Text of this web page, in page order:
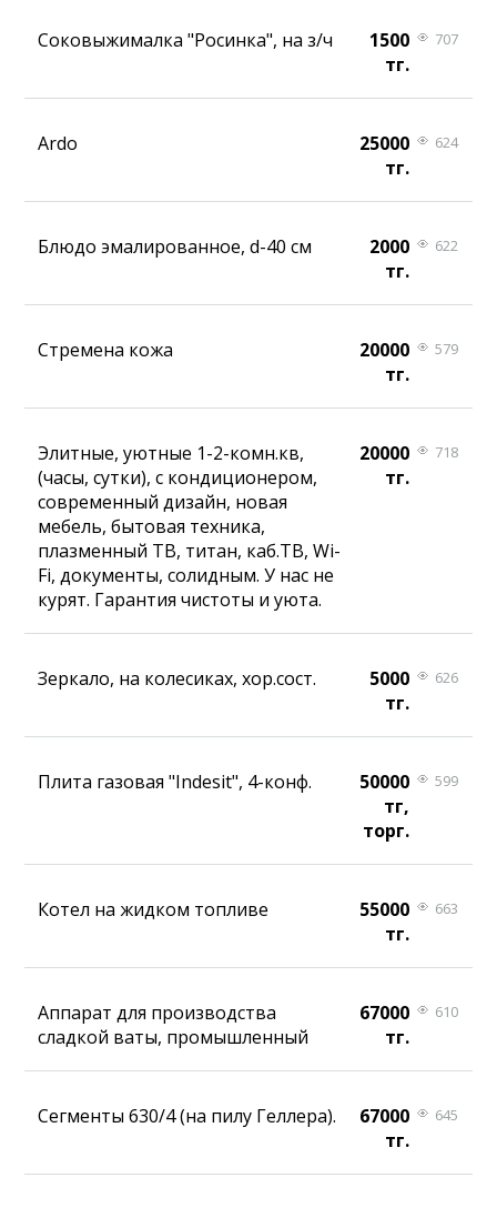
Соковыжималка "Росинка", на з/ч
1500
тг.
707
Ardo
25000
тг.
624
Блюдо эмалированное, d-40 см
2000
тг.
622
Стремена кожа
20000
тг.
579
Элитные, уютные 1-2-комн.кв,
(часы, сутки), с кондиционером,
современный дизайн, новая
мебель, бытовая техника,
плазменный ТВ, титан, каб.ТВ, Wi-
Fi, документы, солидным. У нас не
курят. Гарантия чистоты и уюта.
20000
тг.
718
Зеркало, на колесиках, хор.сост.
5000
тг.
626
Плита газовая "Indesit", 4-конф.
50000
тг,
торг.
599
Котел на жидком топливе
55000
тг.
663
Аппарат для производства
сладкой ваты, промышленный
67000
тг.
610
Сегменты 630/4 (на пилу Геллера).
67000
тг.
645